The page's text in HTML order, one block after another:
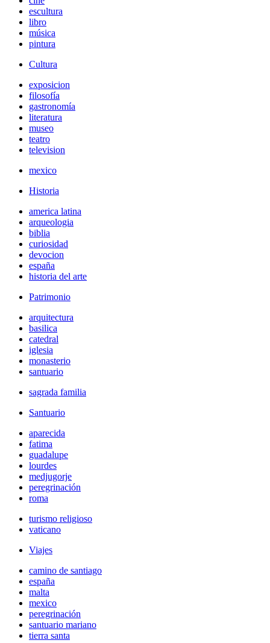
escultura
libro
música
pintura
Cultura
exposicion
filosofía
gastronomía
literatura
museo
teatro
television
mexico
Historia
america latina
arqueologia
biblia
curiosidad
devocion
españa
historia del arte
Patrimonio
arquitectura
basilica
catedral
iglesia
monasterio
santuario
sagrada familia
Santuario
aparecida
fatima
guadalupe
lourdes
medjugorje
peregrinación
roma
turismo religioso
vaticano
Viajes
camino de santiago
españa
malta
mexico
peregrinación
santuario mariano
tierra santa